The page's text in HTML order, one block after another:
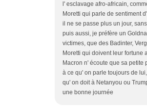
l' esclavage afro-africain,
Moretti qui parle de sentiment
il ne se passe plus un jour,
puis aussi, je préfère un
victimes, que des Badinter,
Moretti qui doivent leur fortune
Macron n' écoute que sa petite
à ce qu' on parle toujours de
qu' on doit à Netanyou ou
une bonne journée